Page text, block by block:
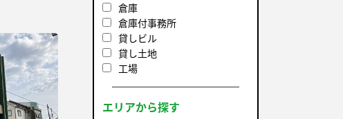
倉庫
倉庫付事務所
貸しビル
貸し土地
工場
エリアから探す